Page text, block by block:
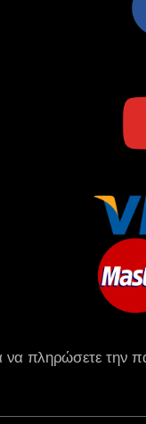
να πληρώσετε την